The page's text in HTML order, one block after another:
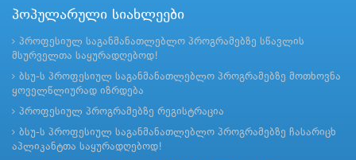
პოპულარული სიახლეები
პროფესიულ საგანმანათლებლო პროგრამებზე სწავლის
მსურველთა საყურადღებოდ!
ბსუ-ს პროფესიულ საგანმანათლებლო პროგრამებზე მოთხოვნა
ყოველწლიურად იზრდება
პროფესიულ პროგრამებზე რეგისტრაცია
ბსუ-ს პროფესიულ საგანმანათლებლო პროგრამებზე ჩასარიცხ
აპლიკანტთა საყურადღებოდ!